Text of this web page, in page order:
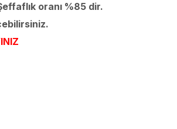
oranı %85 dir.